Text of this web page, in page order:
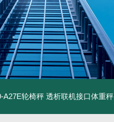
A27E轮椅秤 透析联机接口体重秤